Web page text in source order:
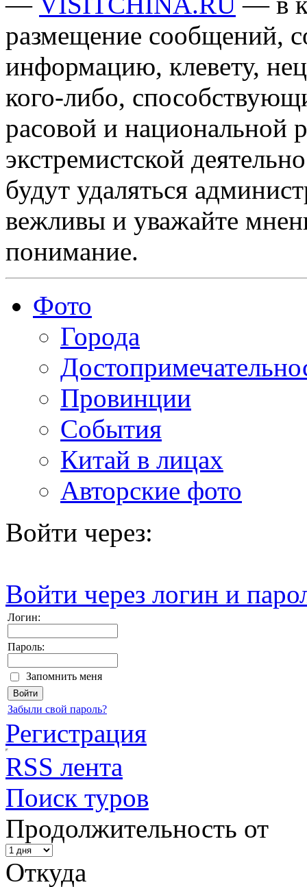
размещение сообщений,
информацию, клевету,
кого-либо,
расовой и национальной
экстремистской
будут удаляться
вежливы и уважайте
понимание.
Фото
Города
Провинции
События
Китай в лицах
Авторские фото
Войти через:
Войти через логин и
Логин:
Пароль:
Запомнить меня
Забыли свой пароль?
Регистрация
RSS лента
Поиск туров
Продолжительность от
Откуда